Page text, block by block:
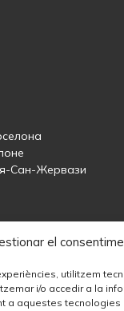
el
utilitzem
i/o accedir a la
a aquestes tecnologies
Сан-Жервази
Тиане
Тейе
Маресме